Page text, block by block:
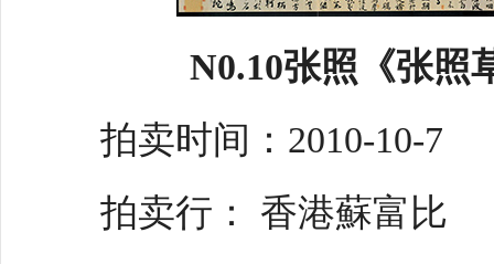
N0.10张照《张照
拍卖时间：2010-10-7
拍卖行： 香港蘇富比